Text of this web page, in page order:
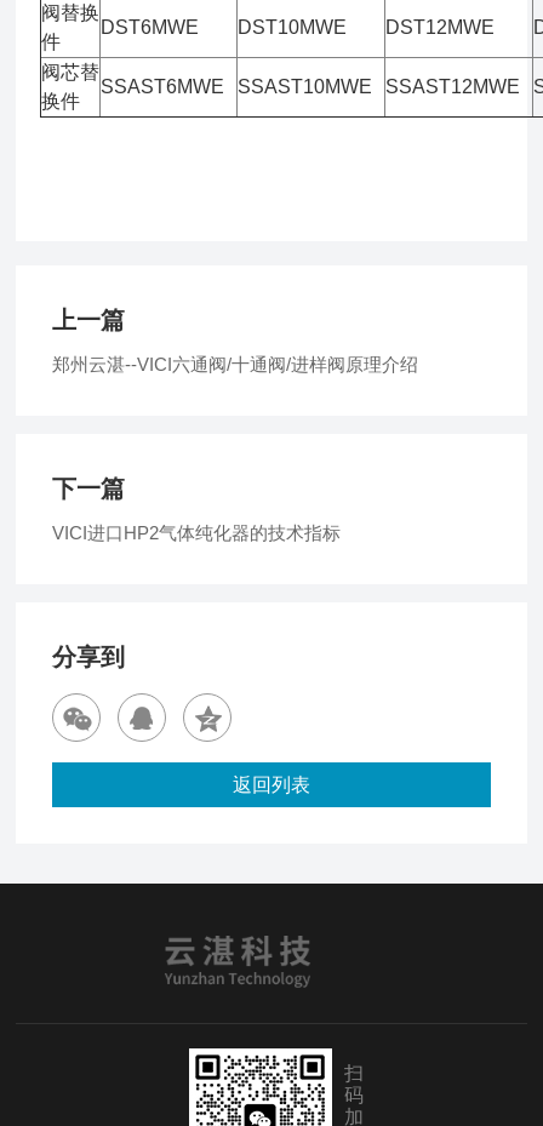
阀替换
件
DST6MWE DST10MWE DST12MWE
阀芯替
换件
SSAST6MWE SSAST10MWE SSAST12MWE
上一篇
郑州云湛--VICI六通阀/十通阀/进样阀原理介绍
下一篇
VICI进口HP2气体纯化器的技术指标
分享到
返回列表
扫
码
加